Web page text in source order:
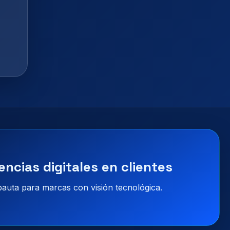
digitales en clientes
para marcas con visión tecnológica.